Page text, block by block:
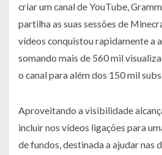
criar um canal de YouTube,
partilha as suas sessões de
vídeos conquistou rapidamente a
somando mais de 560 mil
o canal para além dos 150 mil
Aproveitando a visibilidade
incluir nos vídeos ligações para
de fundos, destinada a ajudar nas